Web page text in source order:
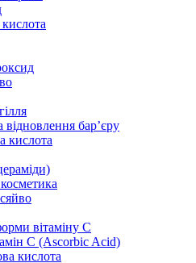
бар’єру
кислота
вітаміну С
С (Ascorbic Acid)
кислота